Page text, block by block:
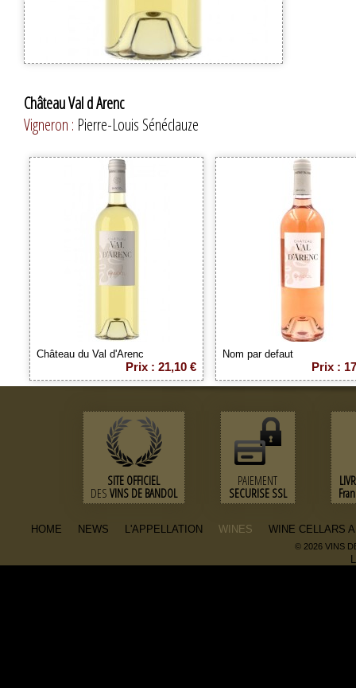
Château Val d Arenc
Vigneron : Pierre-Louis Sénéclauze
Château du Val d'Arenc
Prix : 21,10 €
Nom par defaut
Prix :
SITE OFFICIEL
DES VINS DE BANDOL
PAIEMENT
SECURISE SSL
HOME NEWS L'APPELLATION WINES WINE CELLARS
© 2026 VINS